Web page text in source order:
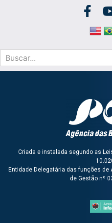
Criada e instalada segundo as
Entidade Delegatária das funções
de Gestão nº